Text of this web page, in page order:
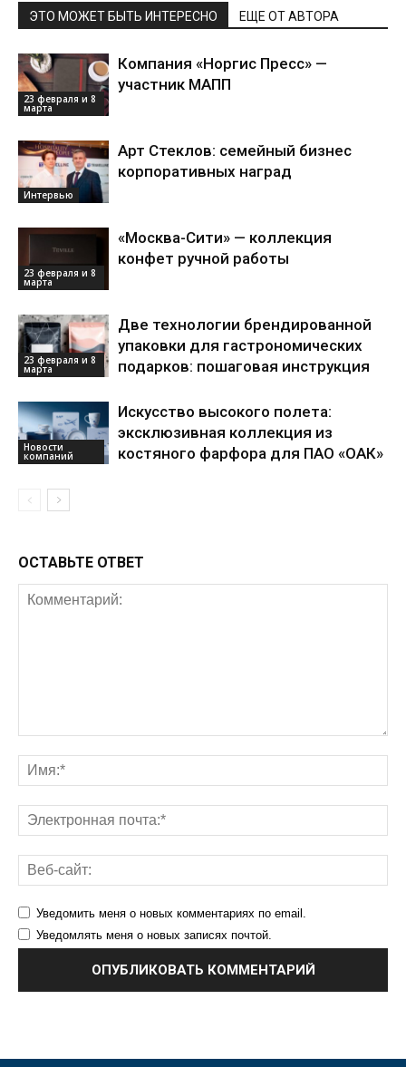
ЭТО МОЖЕТ БЫТЬ ИНТЕРЕСНО ЕЩЕ ОТ АВТОРА
23 февраля и 8
марта
Компания «Норгис Пресс» —
участник МАПП
Интервью
Арт Стеклов: семейный бизнес
корпоративных наград
23 февраля и 8
марта
«Москва-Сити» — коллекция
конфет ручной работы
23 февраля и 8
марта
Две технологии брендированной
упаковки для гастрономических
подарков: пошаговая инструкция
Новости
компаний
Искусство высокого полета:
эксклюзивная коллекция из
костяного фарфора для ПАО «ОАК»
ОСТАВЬТЕ ОТВЕТ
Уведомить меня о новых комментариях по email.
Уведомлять меня о новых записях почтой.